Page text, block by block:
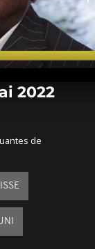
2022
de